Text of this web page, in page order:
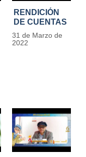
RENDICIÓN
DE CUENTAS
IDIPRON |
Vigencia 2021
31 de Marzo de
2022